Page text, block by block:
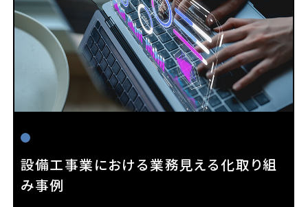
設備工事業における業務見える化取り組
み事例